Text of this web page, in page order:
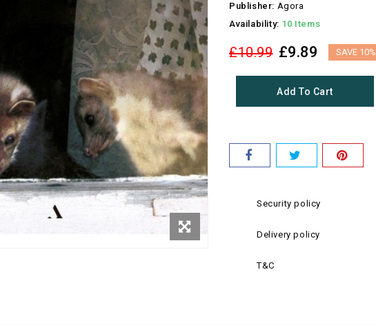
Publisher: Agora
Availability: 10 Items
£10.99 £9.89 SAVE 10%
Add To Cart
Security policy
Delivery policy
T&C